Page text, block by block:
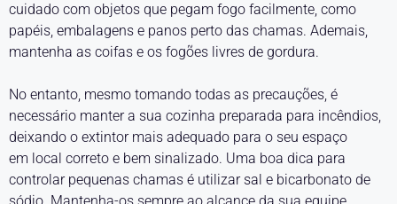
cuidado com objetos que pegam fogo facilmente, como
papéis, embalagens e panos perto das chamas. Ademais,
mantenha as coifas e os fogões livres de gordura.
No entanto, mesmo tomando todas as precauções, é
necessário manter a sua cozinha preparada para incêndios,
deixando o extintor mais adequado para o seu espaço
em local correto e bem sinalizado. Uma boa dica para
controlar pequenas chamas é utilizar sal e bicarbonato de